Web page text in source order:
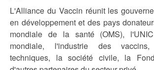
L'Alliance du Vaccin réunit les
en développement et des pays
mondiale de la santé (OMS),
mondiale, l'industrie des
techniques, la société civile, la